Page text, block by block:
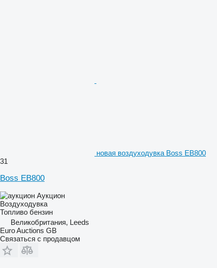
новая воздуходувка Boss EB800
31
Boss EB800
Аукцион
Воздуходувка
Топливо бензин
Великобритания, Leeds
Euro Auctions GB
Связаться с продавцом